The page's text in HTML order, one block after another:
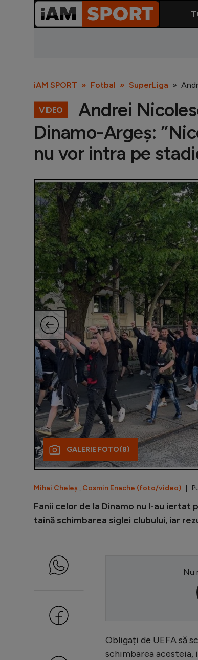
iAM SPORT Fotbal SuperLiga
VIDEO
Andrei
Dinamo-Argeș:
nu vor intra pe
GALERIE FOTO(8)
Mihai Cheleș , Cosmin Enache (foto/video) |
Fanii celor de la Dinamo nu l-au
taină schimbarea siglei clubului, iar
Nu
Obligați de UEFA să
schimbarea